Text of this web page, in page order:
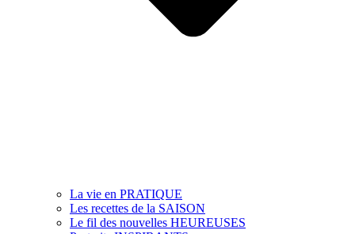
La vie en PRATIQUE
Les recettes de la SAISON
Le fil des nouvelles HEUREUSES